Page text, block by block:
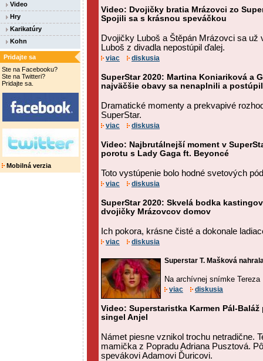
Video
Hry
Karikatúry
Kohn
Pridajte sa
Ste na Facebooku?
Ste na Twitteri?
Pridajte sa.
Mobilná verzia
Video: Dvojičky bratia Mrázovci zo
Spojili sa s krásnou speváčkou
Dvojičky Luboš a Štěpán Mrázovci sa už
Luboš z divadla nepostúpil ďalej.
viac diskusia
SuperStar 2020: Martina Koniariková a
najväčšie obavy sa nenaplnili a
Dramatické momenty a prekvapivé
SuperStar.
viac diskusia
Video: Najbrutálnejší moment v
porotu s Lady Gaga ft. Beyoncé
Toto vystúpenie bolo hodné svetových
viac diskusia
SuperStar 2020: Skvelá bodka
dvojičky Mrázovcov domov
Ich pokora, krásne čisté a dokonale
viac diskusia
Superstar T. Mašková
Na archívnej snímke Tereza
viac diskusia
Video: Superstaristka Karmen Pál-
singel Anjel
Námet piesne vznikol trochu netradične.
mamička z Popradu Adriana Pusztová.
spevákovi Adamovi Ďuricovi.